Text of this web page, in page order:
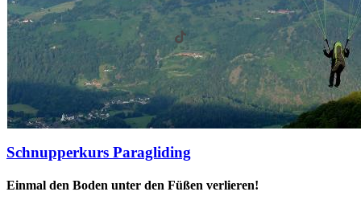
Schnupperkurs Paragliding
Einmal den Boden unter den Füßen verlieren!